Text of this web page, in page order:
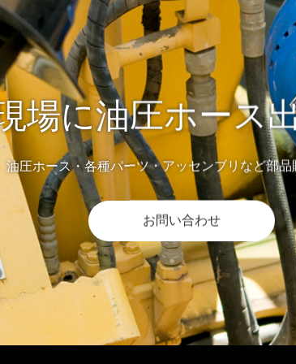
場に油圧ホース
油圧ホース・各種パーツ・アッセンブリなど部品
お問い合わせ